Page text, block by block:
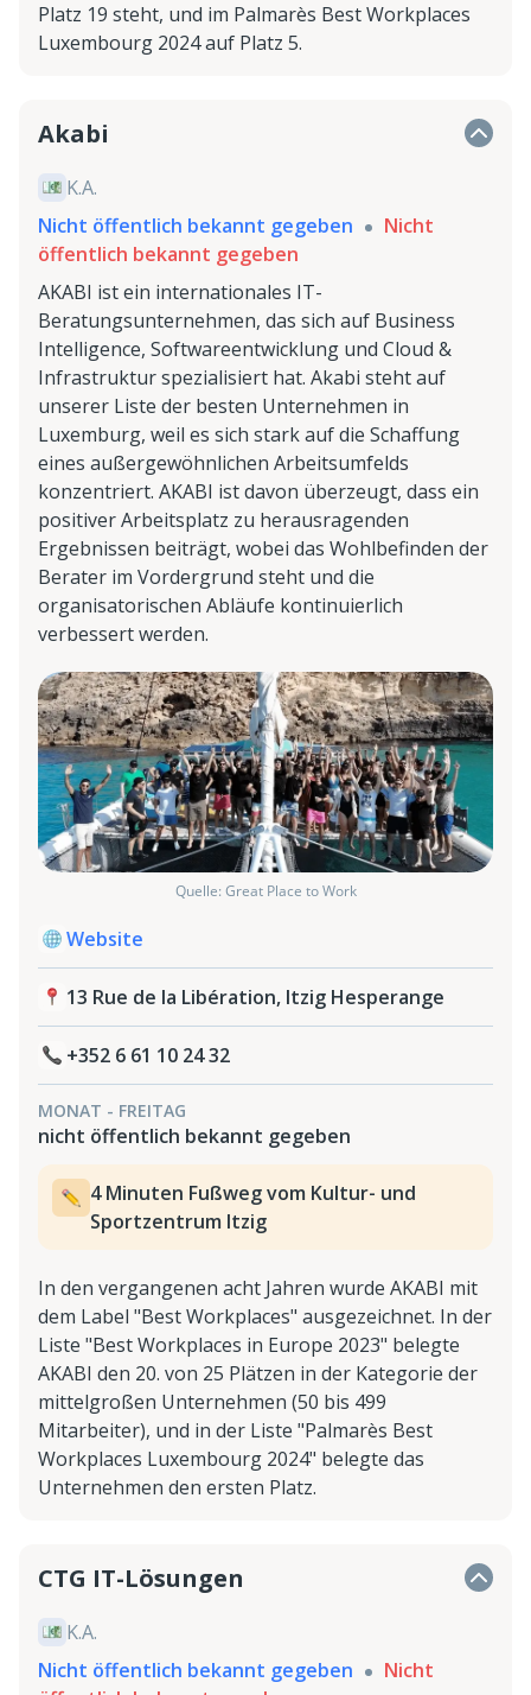
Platz 19 steht, und im Palmarès Best Workplaces
Luxembourg 2024 auf Platz 5.
Akabi
K.A.
Nicht öffentlich bekannt gegeben
Nicht
öffentlich bekannt gegeben
AKABI ist ein internationales IT-
Beratungsunternehmen, das sich auf Business
Intelligence, Softwareentwicklung und Cloud &
Infrastruktur spezialisiert hat. Akabi steht auf
unserer Liste der besten Unternehmen in
Luxemburg, weil es sich stark auf die Schaffung
eines außergewöhnlichen Arbeitsumfelds
konzentriert. AKABI ist davon überzeugt, dass ein
positiver Arbeitsplatz zu herausragenden
Ergebnissen beiträgt, wobei das Wohlbefinden der
Berater im Vordergrund steht und die
organisatorischen Abläufe kontinuierlich
verbessert werden.
Quelle: Great Place to Work
Website
13 Rue de la Libération, Itzig Hesperange
+352 6 61 10 24 32
MONAT - FREITAG
nicht öffentlich bekannt gegeben
4 Minuten Fußweg vom Kultur- und
Sportzentrum Itzig
In den vergangenen acht Jahren wurde AKABI mit
dem Label "Best Workplaces" ausgezeichnet. In der
Liste "Best Workplaces in Europe 2023" belegte
AKABI den 20. von 25 Plätzen in der Kategorie der
mittelgroßen Unternehmen (50 bis 499
Mitarbeiter), und in der Liste "Palmarès Best
Workplaces Luxembourg 2024" belegte das
Unternehmen den ersten Platz.
CTG IT-Lösungen
K.A.
Nicht öffentlich bekannt gegeben
Nicht